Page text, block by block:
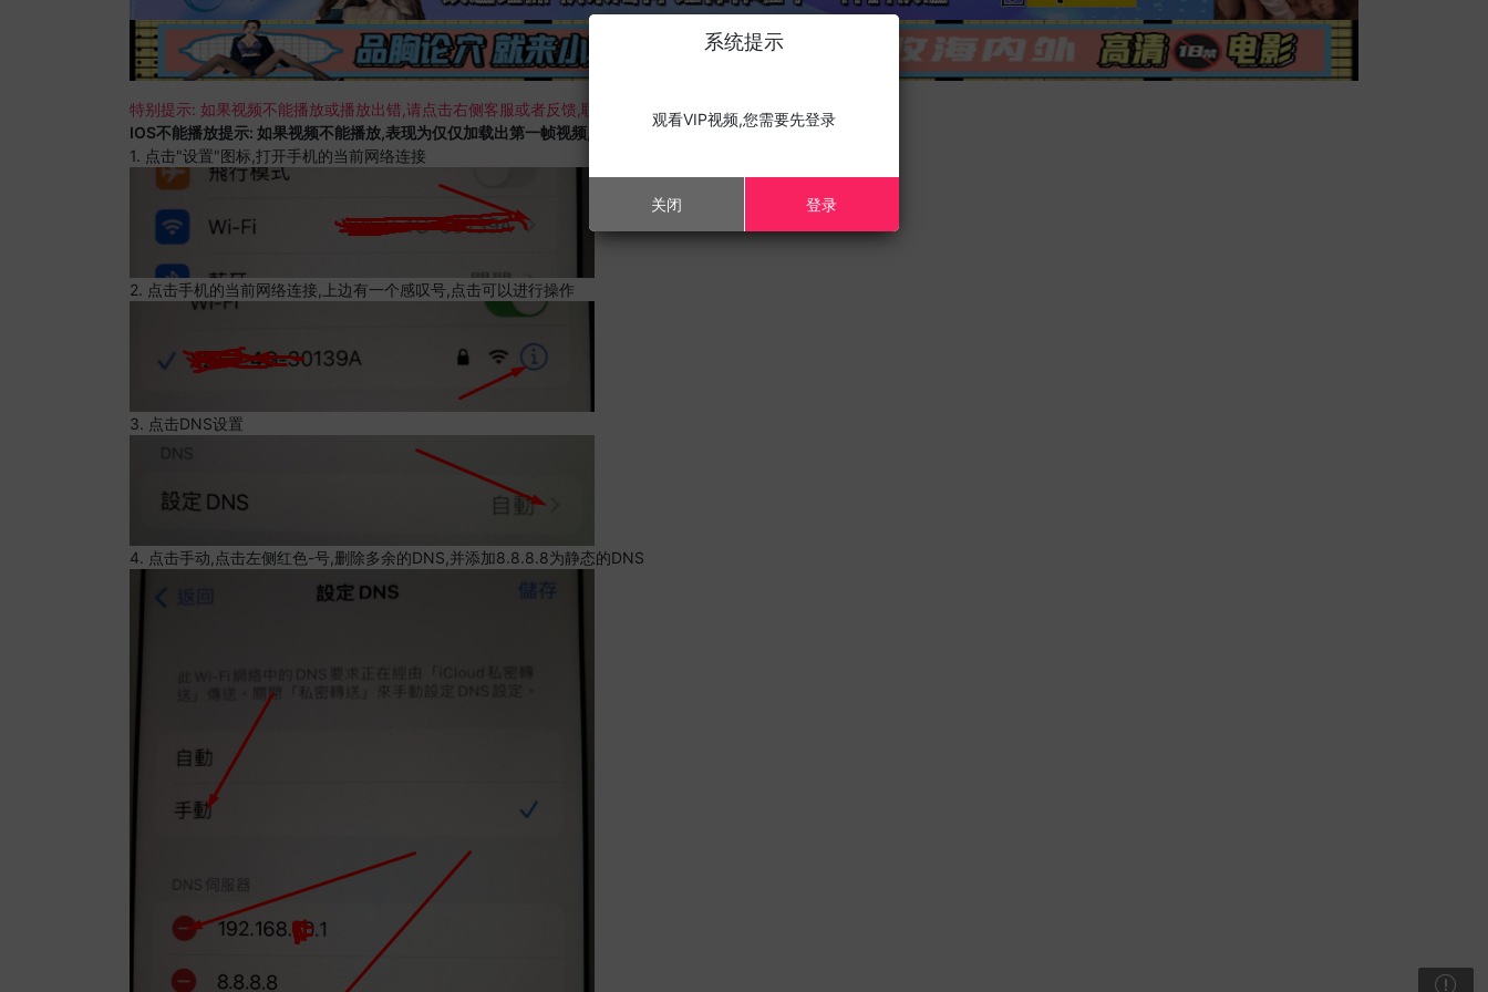
特别提示: 如果视频不能播放或播放出错,请点击右侧客服或者反馈,联系我们;
IOS不能播放提示: 如果视频不能播放,表现为仅仅加载出第一帧视频,且您的设备为苹果手机,请进行以下修改;
1. 点击"设置"图标,打开手机的当前网络连接
2. 点击手机的当前网络连接,上边有一个感叹号,点击可以进行操作
3. 点击DNS设置
4. 点击手动,点击左侧红色-号,删除多余的DNS,并添加8.8.8.8为静态的DNS
系统提示
观看VIP视频,您需要先登录
关闭 登录